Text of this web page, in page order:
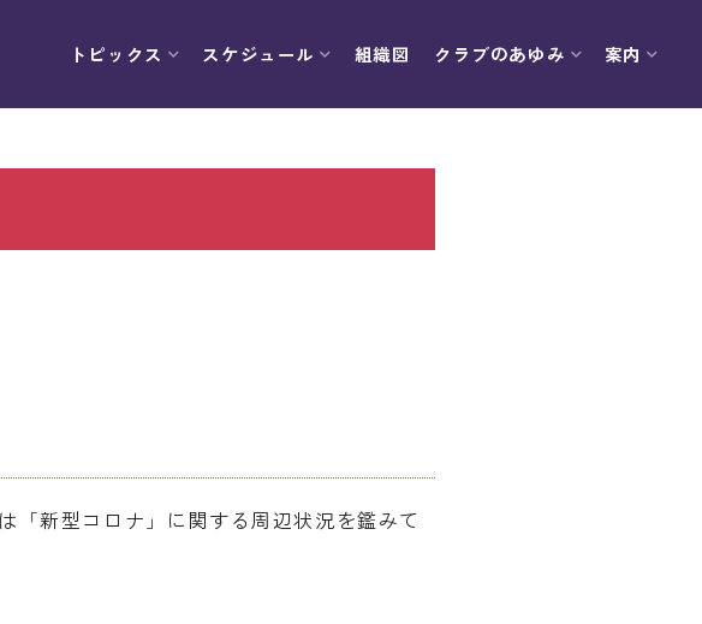
トピックス スケジュール 組織図 クラブのあゆみ 案内
「新型コロナ」に関する周辺状況を鑑みて